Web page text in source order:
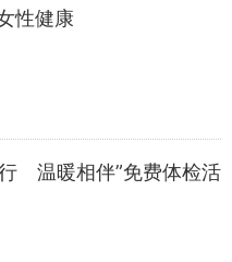
性健康
温暖相伴”免费体检活